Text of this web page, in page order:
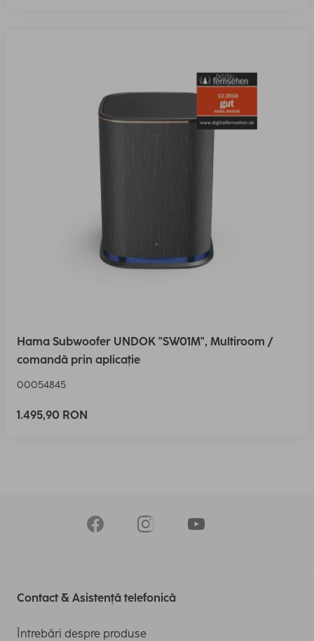
Hama Subwoofer UNDOK "SW01M", Multiroom /
comandă prin aplicație
00054845
1.495,90 RON
Contact & Asistență telefonică
Întrebări despre produse